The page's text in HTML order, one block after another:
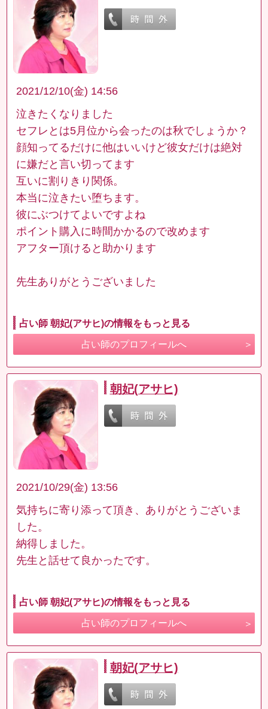
2021/12/10(金) 14:56
泣きたくなりました
セフレとは5月位から会ったのは秋でしょうか？
顔知ってるだけに他はいいけど彼女だけは絶対
に嫌だと言い切ってます
互いに割りきり関係。
本当に泣きたい堕ちます。
彼にぶつけてよいですよね
ポイント購入に時間かかるので改めます
アフター頂けると助かります
先生ありがとうございました
占い師 朝妃(アサヒ)の情報をもっと見る
占い師のプロフィールへ
朝妃(アサヒ)
2021/10/29(金) 13:56
気持ちに寄り添って頂き、ありがとうございま
した。
納得しました。
先生と話せて良かったです。
占い師 朝妃(アサヒ)の情報をもっと見る
占い師のプロフィールへ
朝妃(アサヒ)